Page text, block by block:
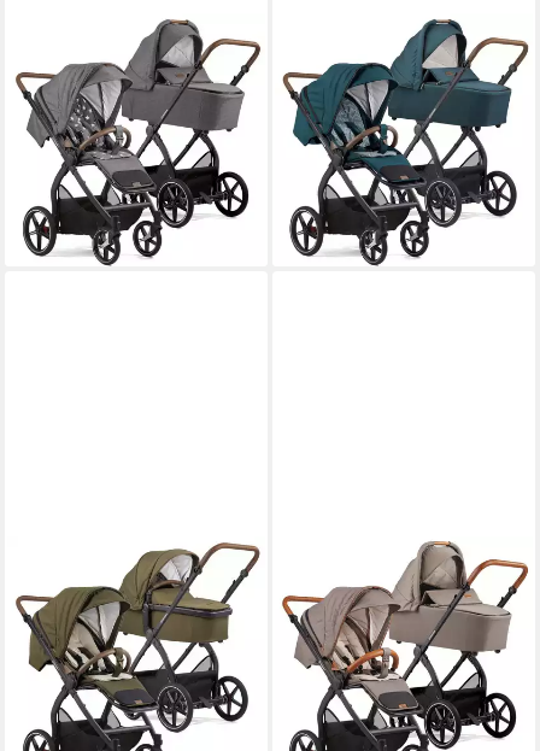
Kombi-Kinderwagen Gesslein
FX4 Swing 2in1 Kinderwagen-
Set inkl. Babywanne
Panorama Lyx
969,00 €
28,13 €mtl. in 48 Raten
lieferbar - in 9-11 Werktagen bei
dir
Kombi-Kinderwagen Gesslein
FX4 Swing 2in1 Kinderwagen-
Set inkl. Babywanne
Panorama Lyx
969,00 €
28,13 €mtl. in 48 Raten
lieferbar - in 9-11 Werktagen bei
dir
Kombi-Kinderwagen Gesslein
FX4 Swing 2in1 Kinderwagen-
Set inkl. Babywanne
Panorama Relax
969,00 €
28,13 €mtl. in 48 Raten
lieferbar - in 9-11 Werktagen bei
Kombi-Kinderwagen Gesslein
FX4 Swing 2in1 Kinderwagen-
Set inkl. Babywanne
Panorama Lyx
969,00 €
28,13 €mtl. in 48 Raten
lieferbar - in 9-11 Werktagen bei